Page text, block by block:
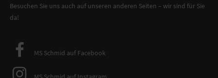
Besuchen Sie uns auch auf unseren anderen Seiten – wir sind für Sie
da!
MS Schmid auf Facebook